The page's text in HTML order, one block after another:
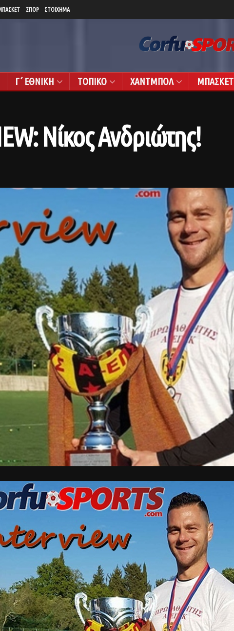
ΣΠΟΡ ΣΤΟΙΧΗΜΑ
Γ΄ ΕΘΝΙΚΗ ΤΟΠΙΚΟ ΧΑΝΤΜΠΟΛ ΜΠΑΣΚΕΤ
Νίκος Ανδριώτης!